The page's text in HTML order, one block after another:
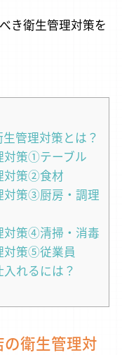
き衛生管理対策を
管理対策とは？
対策①テーブル
対策②食材
対策③厨房・調理
対策④清掃・消毒
対策⑤従業員
れるには？
衛生管理対